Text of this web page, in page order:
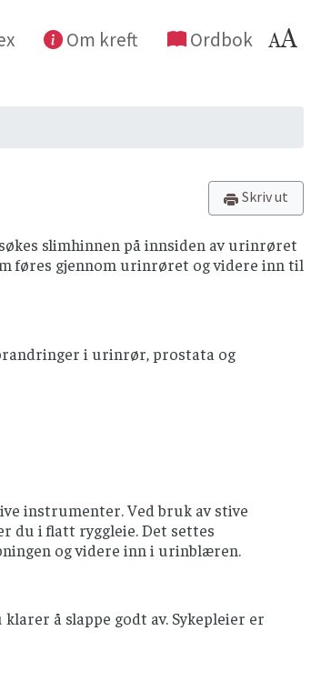
Om kreft Ordbok
Skriv ut
slimhinnen på innsiden av urinrøret
føres gjennom urinrøret og videre inn til
i urinrør, prostata og
instrumenter. Ved bruk av stive
du i flatt ryggleie. Det settes
og videre inn i urinblæren.
å slappe godt av. Sykepleier er